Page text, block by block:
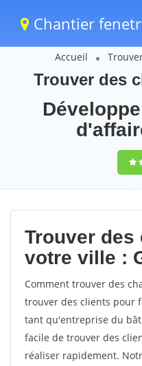
Chantier
Accueil
Trouver des
9,5
Trouver des
votre ville :
Comment trouver des
trouver des clients pour
tant qu'entreprise du
facile de trouver des
réaliser rapidement.